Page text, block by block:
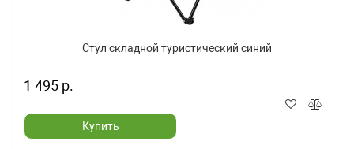
Стул складной туристический синий
1 495 р.
Купить